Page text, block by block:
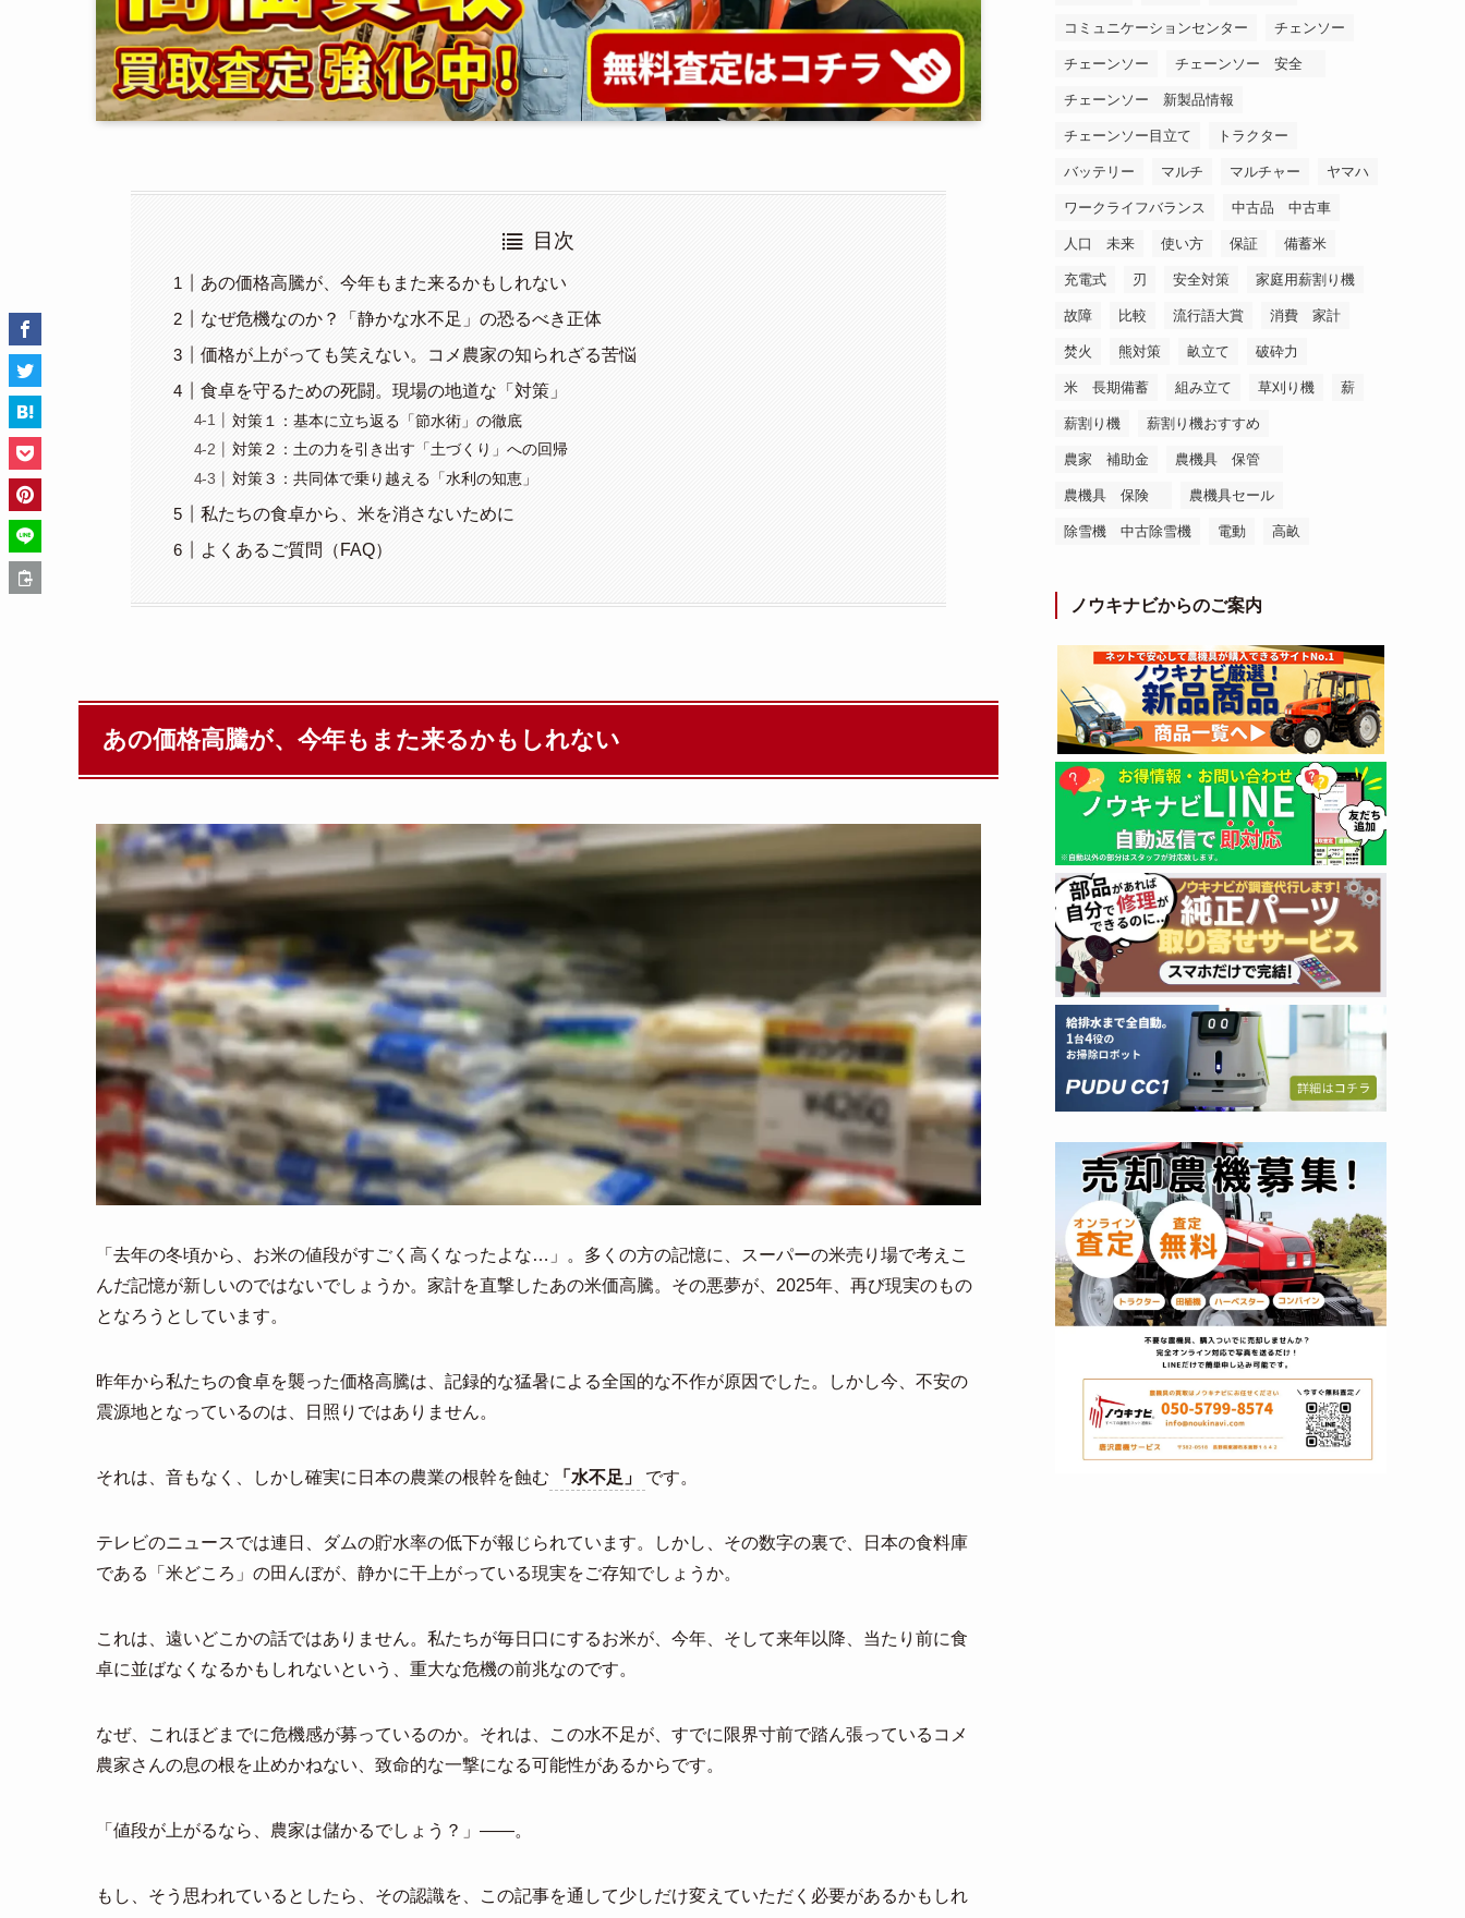
目次
あの価格高騰が、今年もまた来るかもしれない
なぜ危機なのか？「静かな水不足」の恐るべき正体
価格が上がっても笑えない。コメ農家の知られざる苦悩
食卓を守るための死闘。現場の地道な「対策」
対策１：基本に立ち返る「節水術」の徹底
対策２：土の力を引き出す「土づくり」への回帰
対策３：共同体で乗り越える「水利の知恵」
私たちの食卓から、米を消さないために
よくあるご質問（FAQ）
あの価格高騰が、今年もまた来るかもしれない
「去年の冬頃から、お米の値段がすごく高くなったよな…」。多くの方の記憶に、スーパーの米売り場で考えこ
んだ記憶が新しいのではないでしょうか。家計を直撃したあの米価高騰。その悪夢が、2025年、再び現実のもの
となろうとしています。
昨年から私たちの食卓を襲った価格高騰は、記録的な猛暑による全国的な不作が原因でした。しかし今、不安の
震源地となっているのは、日照りではありません。
それは、音もなく、しかし確実に日本の農業の根幹を蝕む 「水不足」 です。
テレビのニュースでは連日、ダムの貯水率の低下が報じられています。しかし、その数字の裏で、日本の食料庫
である「米どころ」の田んぼが、静かに干上がっている現実をご存知でしょうか。
これは、遠いどこかの話ではありません。私たちが毎日口にするお米が、今年、そして来年以降、当たり前に食
卓に並ばなくなるかもしれないという、重大な危機の前兆なのです。
なぜ、これほどまでに危機感が募っているのか。それは、この水不足が、すでに限界寸前で踏ん張っているコメ
農家さんの息の根を止めかねない、致命的な一撃になる可能性があるからです。
「値段が上がるなら、農家は儲かるでしょう？」——。
もし、そう思われているとしたら、その認識を、この記事を通して少しだけ変えていただく必要があるかもしれ
コミュニケーションセンター チェンソー
チェーンソー チェーンソー 安全
チェーンソー 新製品情報
チェーンソー目立て トラクター
バッテリー マルチ マルチャー ヤマハ
ワークライフバランス 中古品 中古車
人口 未来 使い方 保証 備蓄米
充電式 刃 安全対策 家庭用薪割り機
故障 比較 流行語大賞 消費 家計
焚火 熊対策 畝立て 破砕力
米 長期備蓄 組み立て 草刈り機 薪
薪割り機 薪割り機おすすめ
農家 補助金 農機具 保管
農機具 保険 農機具セール
除雪機 中古除雪機 電動 高畝
ノウキナビからのご案内